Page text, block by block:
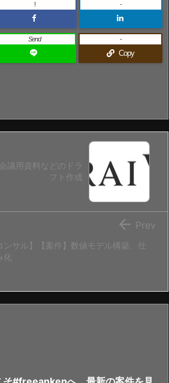
! -
Send
Copy
-
議用資料などのドラ
フト作成
ンサル】【案件】数値モデル構築、仕
化
 Prev